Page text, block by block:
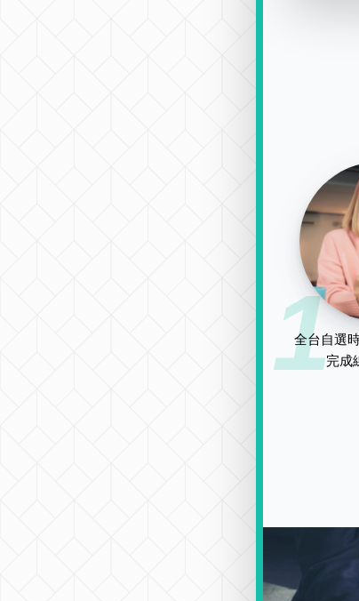
1
全台自選
完成